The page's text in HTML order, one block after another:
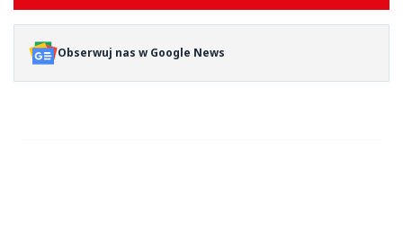
Obserwuj nas w Google News